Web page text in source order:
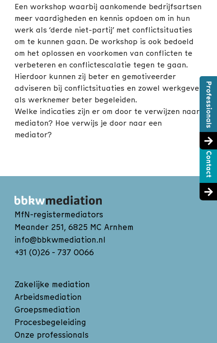
Een workshop waarbij aankomende bedrijfsartsen
meer vaardigheden en kennis opdoen om in hun
werk als ‘derde niet-partij’ met conflictsituaties
om te kunnen gaan. De workshop is ook bedoeld
om het oplossen en voorkomen van conflicten te
verbeteren en conflictescalatie tegen te gaan.
Hierdoor kunnen zij beter en gemotiveerder
adviseren bij conflictsituaties en zowel werkgever
als werknemer beter begeleiden.
Welke indicaties zijn er om door te verwijzen naar
mediaton? Hoe verwijs je door naar een
mediator?
MfN-registermediators
Meander 251, 6825 MC Arnhem
info@bbkwmediation.nl
+31 (0)26 - 737 0066
Zakelijke mediation
Arbeidsmediation
Groepsmediation
Procesbegeleiding
Onze professionals